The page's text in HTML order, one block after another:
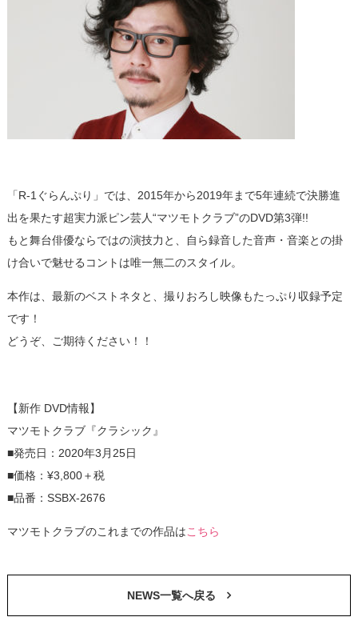
「R-1ぐらんぷり」では、2015年から2019年まで5年連続で決勝進
出を果たす超実力派ピン芸人“マツモトクラブ”のDVD第3弾!!
もと舞台俳優ならではの演技力と、自ら録音した音声・音楽との掛
け合いで魅せるコントは唯一無二のスタイル。
本作は、最新のベストネタと、撮りおろし映像もたっぷり収録予定
です！
どうぞ、ご期待ください！！
【新作 DVD情報】
マツモトクラブ『クラシック』
■発売日：2020年3月25日
■価格：¥3,800＋税
■品番：SSBX-2676
マツモトクラブのこれまでの作品はこちら
NEWS一覧へ戻る